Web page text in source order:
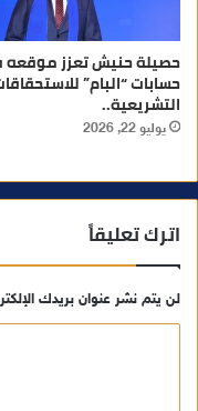
حصيلة حنيش تعزز
حسابات “البام”
التشريعية..
يوليو 22, 2026
اترك تعليقاً
لن يتم نشر عنوان بريدك